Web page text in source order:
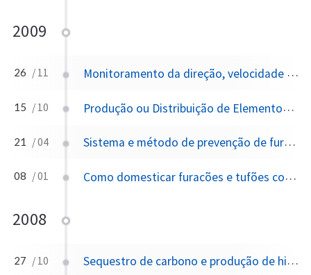
2009
26 / 11 Monitoramento da direção, velocidade e turbidez do vento na alta troposfera e na baixa estratosfera usando imagens digitais e rastreamento de movimento
15 / 10 Produção ou Distribuição de Elementos de Força Radiativa
21 / 04 Sistema e método de prevenção de furacões
08 / 01 Como domesticar furacões e tufões com a tecnologia disponível
2008
27 / 10 Sequestro de carbono e produção de hidrogênio e hidreto